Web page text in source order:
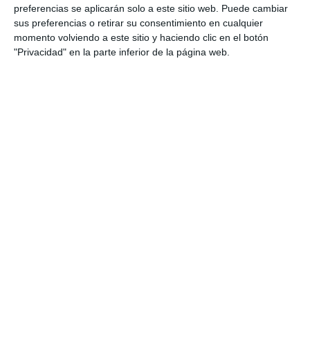
preferencias se aplicarán solo a este sitio web. Puede cambiar
sus preferencias o retirar su consentimiento en cualquier
momento volviendo a este sitio y haciendo clic en el botón
"Privacidad" en la parte inferior de la página web.